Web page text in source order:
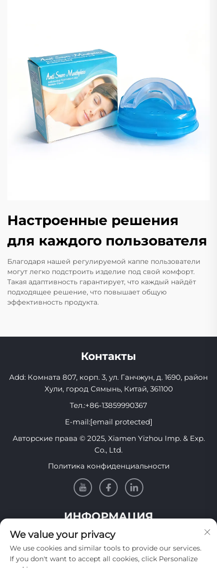
Настроенные решения
для каждого пользователя
Благодаря нашей регулируемой каппе пользователи
могут легко подстроить изделие под свой комфорт.
Такая адаптивность гарантирует, что каждый найдёт
подходящее решение, что повышает общую
эффективность продукта.
Контакты
Add: Комната 807, корп. 3, ул. Ганчжун, д. 1690, район
Хули, город Сямынь, Китай, 361100
Тел.:+86-13859990367
E-mail:[email protected]
Авторские права © 2025, Xiamen Yizhou Imp. & Exp.
Co., Ltd.
Политика конфиденциальности
ИНФОРМАЦИЯ
Подпишитесь, чтобы получать нашу еженедельную
рассылку
We value your privacy
We use cookies and similar tools to provide our services.
If you don't want to accept all cookies, click Personalize